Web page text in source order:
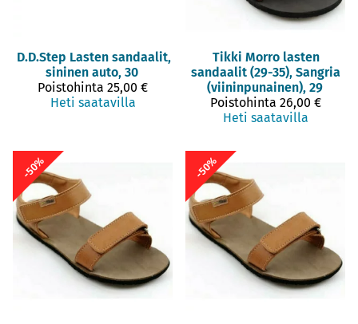
D.D.Step Lasten sandaalit,
sininen auto, 30
Poistohinta 25,00 €
Heti saatavilla
Tikki Morro lasten
sandaalit (29-35), Sangria
(viininpunainen), 29
Poistohinta 26,00 €
Heti saatavilla
-50% -50%